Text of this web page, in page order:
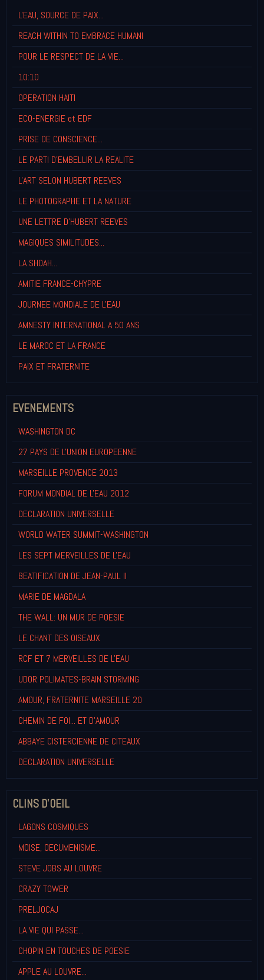
L'EAU, SOURCE DE PAIX...
REACH WITHIN TO EMBRACE HUMANI
POUR LE RESPECT DE LA VIE...
10:10
OPERATION HAITI
ECO-ENERGIE et EDF
PRISE DE CONSCIENCE...
LE PARTI D'EMBELLIR LA REALITE
L'ART SELON HUBERT REEVES
LE PHOTOGRAPHE ET LA NATURE
UNE LETTRE D'HUBERT REEVES
MAGIQUES SIMILITUDES...
LA SHOAH...
AMITIE FRANCE-CHYPRE
JOURNEE MONDIALE DE L'EAU
AMNESTY INTERNATIONAL A 50 ANS
LE MAROC ET LA FRANCE
PAIX ET FRATERNITE
EVENEMENTS
WASHINGTON DC
27 PAYS DE L'UNION EUROPEENNE
MARSEILLE PROVENCE 2013
FORUM MONDIAL DE L'EAU 2012
DECLARATION UNIVERSELLE
WORLD WATER SUMMIT-WASHINGTON
LES SEPT MERVEILLES DE L'EAU
BEATIFICATION DE JEAN-PAUL II
MARIE DE MAGDALA
THE WALL: UN MUR DE POESIE
LE CHANT DES OISEAUX
RCF ET 7 MERVEILLES DE L'EAU
UDOR POLIMATES-BRAIN STORMING
AMOUR, FRATERNITE MARSEILLE 20
CHEMIN DE FOI... ET D'AMOUR
ABBAYE CISTERCIENNE DE CITEAUX
DECLARATION UNIVERSELLE
CLINS D'OEIL
LAGONS COSMIQUES
MOISE, OECUMENISME...
STEVE JOBS AU LOUVRE
CRAZY TOWER
PRELJOCAJ
LA VIE QUI PASSE...
CHOPIN EN TOUCHES DE POESIE
APPLE AU LOUVRE...